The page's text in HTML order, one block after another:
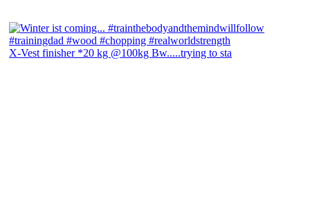
X-Vest finisher *20 kg @100kg Bw.....trying to sta